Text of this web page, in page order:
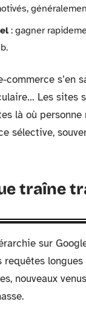
: gagner
commerce
Les sites
là où personne
sélective,
traîne
sur
nouveaux